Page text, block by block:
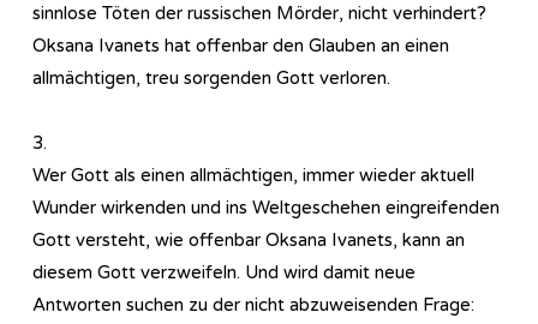
sinnlose Töten der russischen Mörder, nicht verhindert?
Oksana Ivanets hat offenbar den Glauben an einen
allmächtigen, treu sorgenden Gott verloren.
3.
Wer Gott als einen allmächtigen, immer wieder aktuell
Wunder wirkenden und ins Weltgeschehen eingreifenden
Gott versteht, wie offenbar Oksana Ivanets, kann an
diesem Gott verzweifeln. Und wird damit neue
Antworten suchen zu der nicht abzuweisenden Frage: